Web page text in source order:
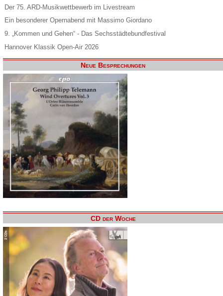
Der 75. ARD-Musikwettbewerb im Livestream
Ein besonderer Opernabend mit Massimo Giordano
9. „Kommen und Gehen“ - Das Sechsstädtebundfestival
Hannover Klassik Open-Air 2026
Neue Besprechungen
CD der Woche